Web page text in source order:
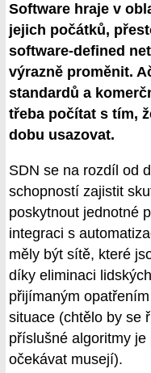
Software hraje v
jejich počátků,
software-defined
výrazně proměnit.
standardů a
třeba počítat s tím,
dobu usazovat.
SDN se na rozdíl od
schopností zajistit
poskytnout jednotné
integraci s
měly být sítě, které
díky eliminaci
přijímaným
situace (chtělo by se
příslušné algoritmy
očekávat musejí).